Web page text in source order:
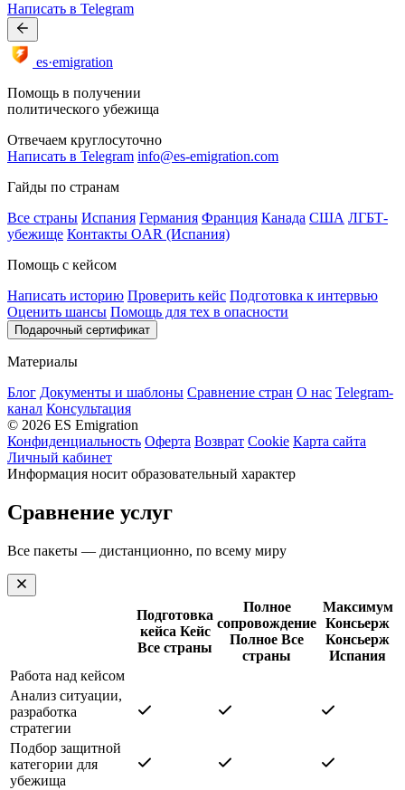
Написать в Telegram
es·emigration
Помощь в получении
политического убежища
Отвечаем круглосуточно
Написать в Telegram info@es-emigration.com
Гайды по странам
Все страны Испания Германия Франция Канада США ЛГБТ-
убежище Контакты OAR (Испания)
Помощь с кейсом
Написать историю Проверить кейс Подготовка к интервью
Оценить шансы Помощь для тех в опасности
Подарочный сертификат
Материалы
Блог Документы и шаблоны Сравнение стран О нас Telegram-
канал Консультация
© 2026 ES Emigration
Конфиденциальность Оферта Возврат Cookie Карта сайта
Личный кабинет
Информация носит образовательный характер
Сравнение услуг
Все пакеты — дистанционно, по всему миру
Подготовка
кейса Кейс
Все страны
Полное
сопровождение
Полное Все
страны
Максимум
Консьерж
Консьерж
Испания
Работа над кейсом
Анализ ситуации,
разработка
стратегии
Подбор защитной
категории для
убежища